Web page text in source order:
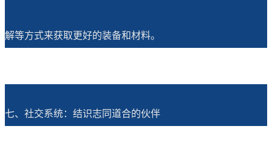
解等方式来获取更好的装备和材料。
七、社交系统：结识志同道合的伙伴